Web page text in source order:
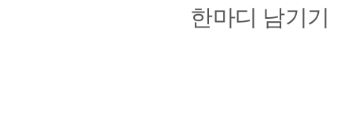
한마디 남기기